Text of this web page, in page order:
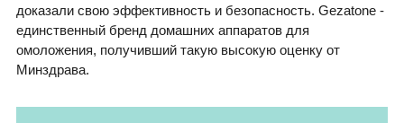
доказали свою эффективность и безопасность. Gezatone -
единственный бренд домашних аппаратов для
омоложения, получивший такую высокую оценку от
Минздрава.